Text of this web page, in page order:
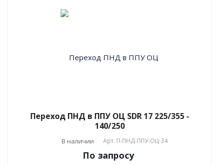
Переход ПНД в ППУ ОЦ SDR 17 225/355 -
140/250
В наличии Арт. П-ПНД-ППУ-ОЦ-34
По запросу